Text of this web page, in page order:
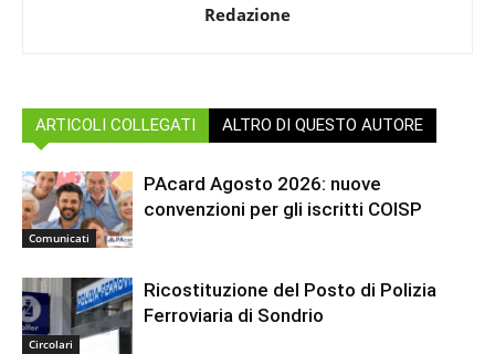
Redazione
ARTICOLI COLLEGATI ALTRO DI QUESTO AUTORE
Comunicati
PAcard Agosto 2026: nuove
convenzioni per gli iscritti COISP
Circolari
Ricostituzione del Posto di Polizia
Ferroviaria di Sondrio